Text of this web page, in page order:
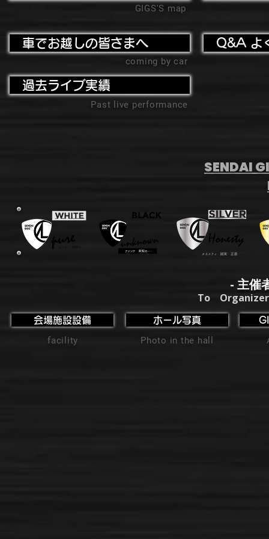
GIGS'S map
車でお越しの皆さまへ
coming by car
過去ライブ実績
Past live performance
Q&A よ
SENDAI
- 主催
To
会場施設設備
facility
ホール写真
Photo in the hall